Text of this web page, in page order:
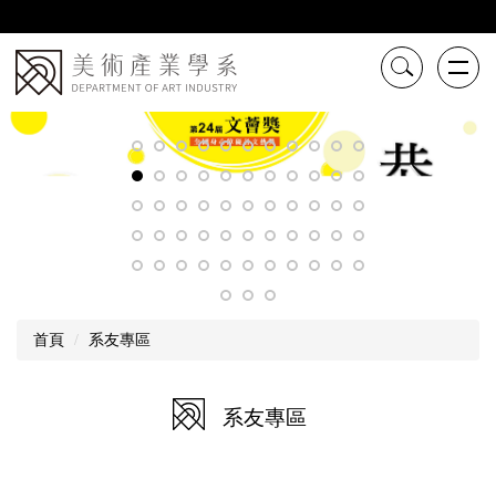
主
要
內
容
首頁 系友專區
系友專區